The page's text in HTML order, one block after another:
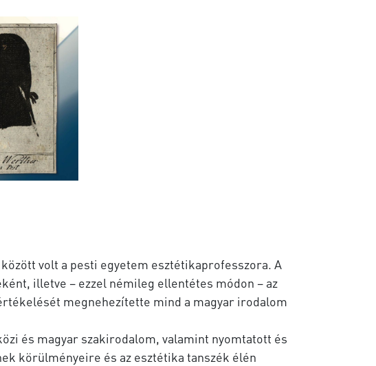
volt a pesti egyetem esztétikaprofesszora. A
illetve – ezzel némileg ellentétes módon – az
megnehezítette mind a magyar irodalom
és magyar szakirodalom, valamint nyomtatott és
körülményeire és az esztétika tanszék élén